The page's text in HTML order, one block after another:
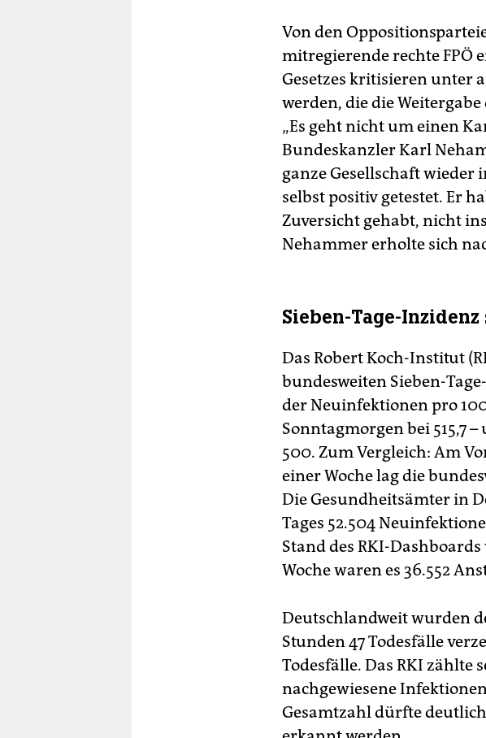
Von den
mitregierende rechte FPÖ
Gesetzes kritisieren unter
werden, die die
„Es geht nicht um einen
Bundeskanzler Karl
ganze Gesellschaft wieder
selbst positiv getestet. Er
Zuversicht gehabt, nicht
Nehammer erholte sich
Sieben-Tage-Inzidenz
Das Robert Koch-Institut
bundesweiten Sieben-
der Neuinfektionen pro
Sonntagmorgen bei 515,7
500. Zum Vergleich: Am
einer Woche lag die
Die Gesundheitsämter in
Tages 52.504
Stand des RKI-
Woche waren es 36.552
Deutschlandweit wurden
Stunden 47 Todesfälle
Todesfälle. Das RKI zählte
nachgewiesene
Gesamtzahl dürfte